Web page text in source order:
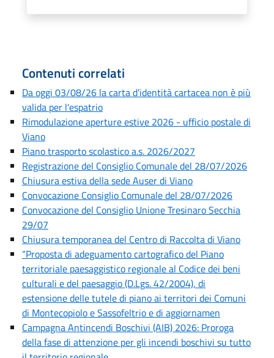
Contenuti correlati
Da oggi 03/08/26 la carta d'identità cartacea non è più
valida per l'espatrio
Rimodulazione aperture estive 2026 - ufficio postale di
Viano
Piano trasporto scolastico a.s. 2026/2027
Registrazione del Consiglio Comunale del 28/07/2026
Chiusura estiva della sede Auser di Viano
Convocazione Consiglio Comunale del 28/07/2026
Convocazione del Consiglio Unione Tresinaro Secchia
29/07
Chiusura temporanea del Centro di Raccolta di Viano
“Proposta di adeguamento cartografico del Piano
territoriale paesaggistico regionale al Codice dei beni
culturali e del paesaggio (D.Lgs. 42/2004), di
estensione delle tutele di piano ai territori dei Comuni
di Montecopiolo e Sassofeltrio e di aggiornamen
Campagna Antincendi Boschivi (AIB) 2026: Proroga
della fase di attenzione per gli incendi boschivi su tutto